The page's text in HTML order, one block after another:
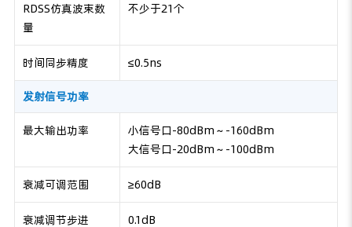
RDSS仿真波束数
量
不少于21个
时间同步精度 ≤0.5ns
发射信号功率
最大输出功率
小信号口-80dBm～-160dBm
大信号口-20dBm～-100dBm
衰减可调范围 ≥60dB
衰减调节步进 0.1dB